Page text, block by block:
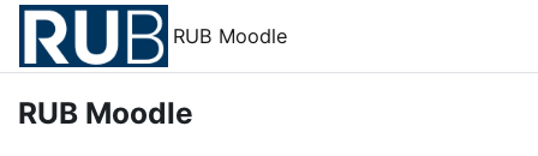
Zum Hauptinhalt
RUB Moodle
RUB Moodle